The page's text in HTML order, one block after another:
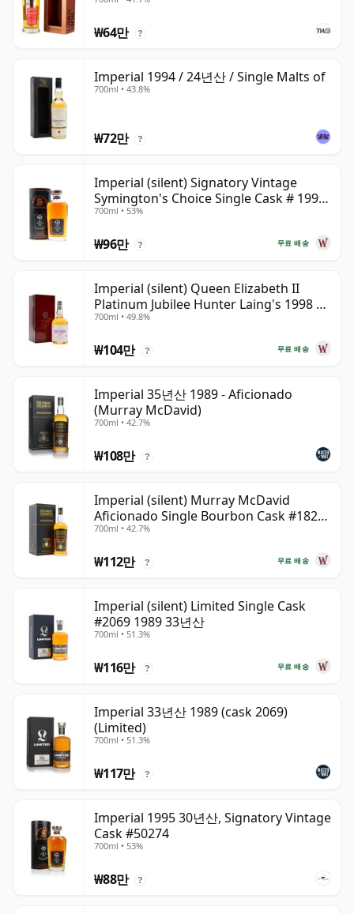
₩64만 ?
Imperial 1994 / 24년산 / Single Malts of
700ml • 43.8%
₩72만 ?
Imperial (silent) Signatory Vintage
Symington's Choice Single Cask # 1995
30년산
700ml • 53%
무료 배송
₩96만 ?
Imperial (silent) Queen Elizabeth II
Platinum Jubilee Hunter Laing's 1998 23
년산
700ml • 49.8%
무료 배송
₩104만 ?
Imperial 35년산 1989 - Aficionado
(Murray McDavid)
700ml • 42.7%
₩108만 ?
Imperial (silent) Murray McDavid
Aficionado Single Bourbon Cask #182
1989 35년산
700ml • 42.7%
무료 배송
₩112만 ?
Imperial (silent) Limited Single Cask
#2069 1989 33년산
700ml • 51.3%
무료 배송
₩116만 ?
Imperial 33년산 1989 (cask 2069)
(Limited)
700ml • 51.3%
₩117만 ?
Imperial 1995 30년산, Signatory Vintage
Cask #50274
700ml • 53%
₩88만 ?